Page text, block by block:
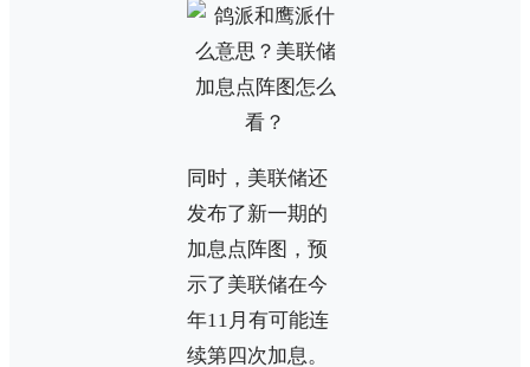
同时，美联储还
发布了新一期的
加息点阵图，预
示了美联储在今
年11月有可能连
续第四次加息。